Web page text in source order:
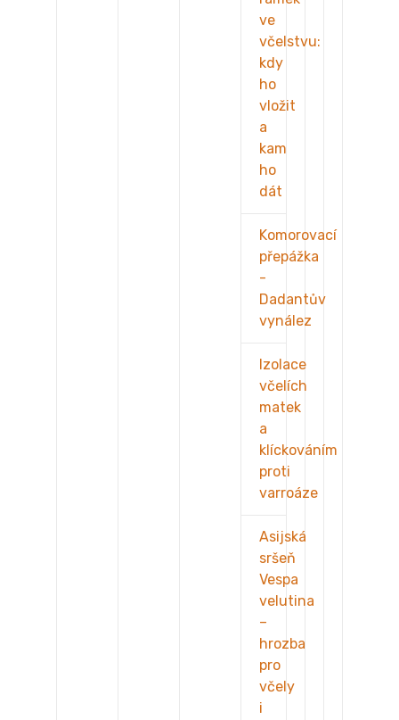
ve
včelstvu:
kdy
ho
vložit
a
kam
ho
dát
Komorovací
přepážka
-
Dadantův
vynález
Izolace
včelích
matek
a
klíckováním
proti
varroáze
Asijská
sršeň
Vespa
velutina
–
hrozba
pro
včely
i